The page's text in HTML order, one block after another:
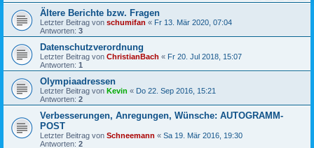
Ältere Berichte bzw. Fragen
Letzter Beitrag von schumifan « Fr 13. Mär 2020, 07:04
Antworten: 3
Datenschutzverordnung
Letzter Beitrag von ChristianBach « Fr 20. Jul 2018, 15:07
Antworten: 1
Olympiaadressen
Letzter Beitrag von Kevin « Do 22. Sep 2016, 15:21
Antworten: 2
Verbesserungen, Anregungen, Wünsche: AUTOGRAMM-
POST
Letzter Beitrag von Schneemann « Sa 19. Mär 2016, 19:30
Antworten: 2